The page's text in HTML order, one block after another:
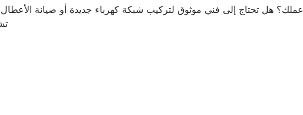
هل تحتاج إلى فني موثوق لتركيب شبكة كهرباء جديدة أو صيانة